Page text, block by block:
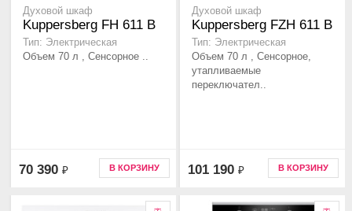
Духовой шкаф
Kuppersberg FH 611 B
Тип: Электрическая
Объем 70 л , Сенсорное ..
70 390 ₽ В КОРЗИНУ
Духовой шкаф
Kuppersberg FZH 611 B
Тип: Электрическая
Объем 70 л , Сенсорное,
утапливаемые
переключател..
101 190 ₽ В КОРЗИНУ